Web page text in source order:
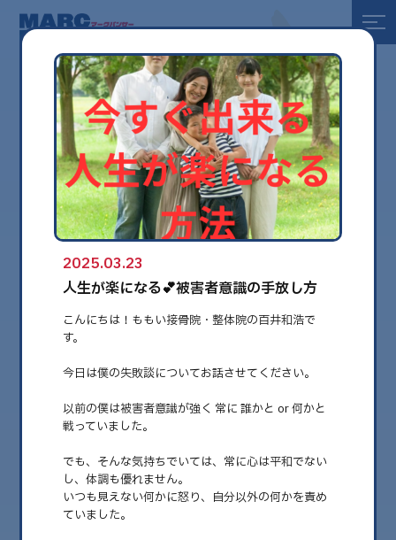
全て
健康
美容
環境
globe
2025.03.23
人生が楽になる💕被害者意識の手放し方
こんにちは！ももい接骨院・整体院の百井和浩で
す。
今日は僕の失敗談についてお話させてください。
以前の僕は被害者意識が強く 常に 誰かと or 何かと
戦っていました。
でも、そんな気持ちでいては、常に心は平和でない
し、体調も優れません。
いつも見えない何かに怒り、自分以外の何かを責め
ていました。